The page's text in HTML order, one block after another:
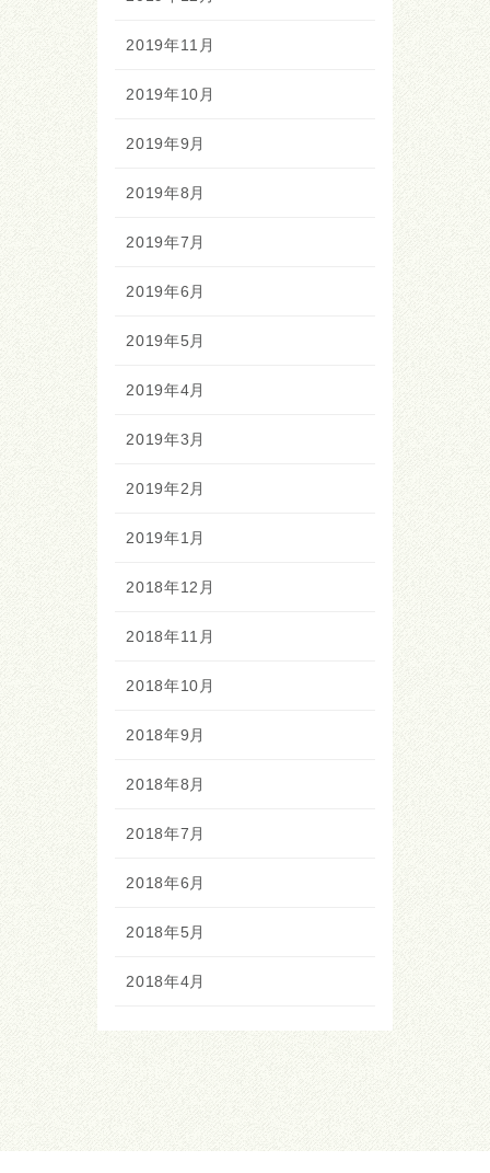
2019年11月
2019年10月
2019年9月
2019年8月
2019年7月
2019年6月
2019年5月
2019年4月
2019年3月
2019年2月
2019年1月
2018年12月
2018年11月
2018年10月
2018年9月
2018年8月
2018年7月
2018年6月
2018年5月
2018年4月